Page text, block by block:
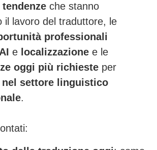
tendenze che stanno
il lavoro del traduttore, le
professionali
e localizzazione e le
oggi più richieste per
settore linguistico
.